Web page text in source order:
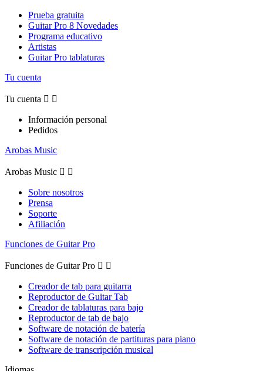
Prueba gratuita
Guitar Pro 8 Novedades
Programa educativo
Artistas
Guitar Pro tablaturas
Tu cuenta
Tu cuenta  
Información personal
Pedidos
Arobas Music
Arobas Music  
Sobre nosotros
Prensa
Soporte
Afiliación
Funciones de Guitar Pro
Funciones de Guitar Pro  
Creador de tab para guitarra
Reproductor de Guitar Tab
Creador de tablaturas para bajo
Reproductor de tab de bajo
Software de notación de batería
Software de notación de partituras para piano
Software de transcripción musical